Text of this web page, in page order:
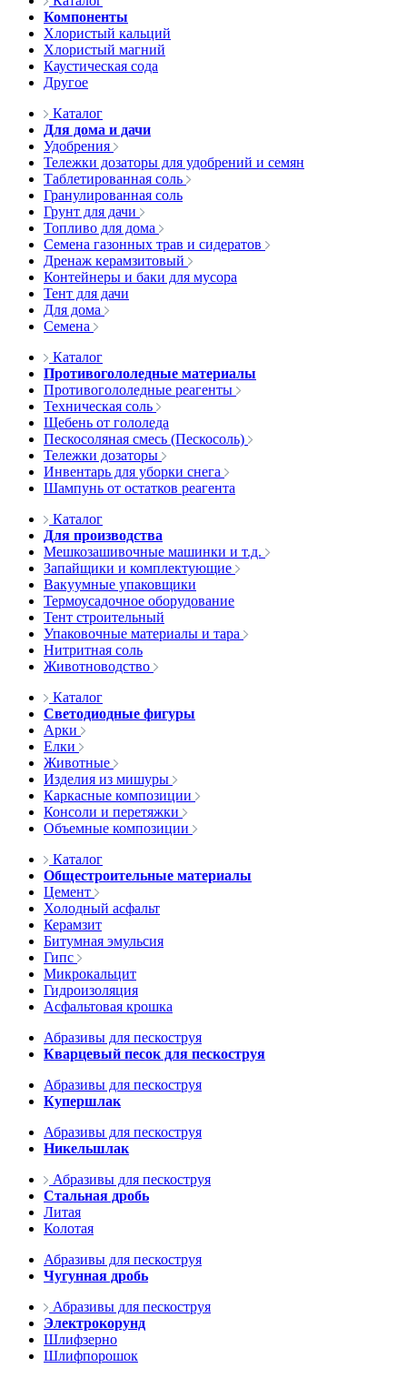
Компоненты
Хлористый кальций
Хлористый магний
Каустическая сода
Другое
Каталог
Для дома и дачи
Удобрения
Тележки дозаторы для удобрений и семян
Таблетированная соль
Гранулированная соль
Грунт для дачи
Топливо для дома
Семена газонных трав и сидератов
Дренаж керамзитовый
Контейнеры и баки для мусора
Тент для дачи
Для дома
Семена
Каталог
Противогололедные материалы
Противогололедные реагенты
Техническая соль
Щебень от гололеда
Пескосоляная смесь (Пескосоль)
Тележки дозаторы
Инвентарь для уборки снега
Шампунь от остатков реагента
Каталог
Для производства
Мешкозашивочные машинки и т.д.
Запайщики и комплектующие
Вакуумные упаковщики
Термоусадочное оборудование
Тент строительный
Упаковочные материалы и тара
Нитритная соль
Животноводство
Каталог
Светодиодные фигуры
Арки
Елки
Животные
Изделия из мишуры
Каркасные композиции
Консоли и перетяжки
Объемные композиции
Каталог
Общестроительные материалы
Цемент
Холодный асфальт
Керамзит
Битумная эмульсия
Гипс
Микрокальцит
Гидроизоляция
Асфальтовая крошка
Абразивы для пескоструя
Кварцевый песок для пескоструя
Абразивы для пескоструя
Купершлак
Абразивы для пескоструя
Никельшлак
Абразивы для пескоструя
Стальная дробь
Литая
Колотая
Абразивы для пескоструя
Чугунная дробь
Абразивы для пескоструя
Электрокорунд
Шлифзерно
Шлифпорошок